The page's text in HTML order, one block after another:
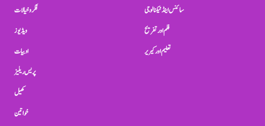
فکر و خیالات
ویڈیوز
ادبیات
پریس ریلیز
کھیل
خواتین
سائنس اینڈ ٹیکنالوجی
فلم اور تفریح
تعلیم اور کیریر